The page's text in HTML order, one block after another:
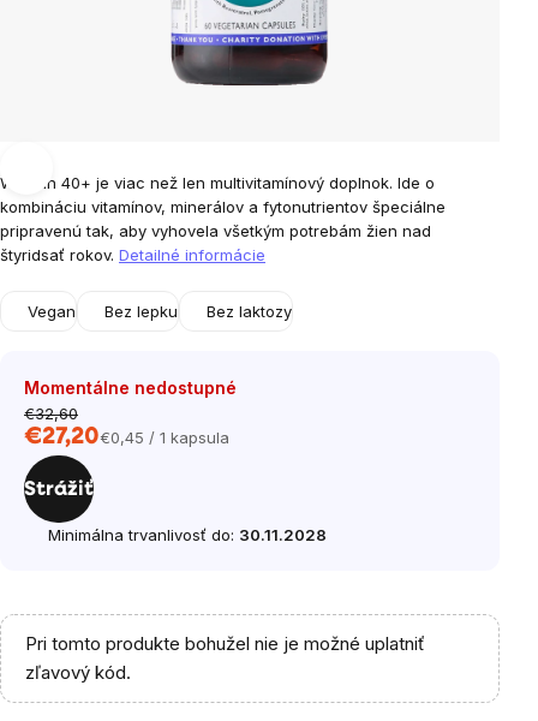
Woman 40+ je viac než len multivitamínový doplnok. Ide o
kombináciu vitamínov, minerálov a fytonutrientov špeciálne
pripravenú tak, aby vyhovela všetkým potrebám žien nad
štyridsať rokov. Detailné informácie
Vegan Bez lepku Bez laktozy
Momentálne nedostupné
€32,60
€27,20Jednotková
€0,45 / 1 kapsula
Strážiť
Minimálna trvanlivosť do: 30.11.2028
Pri tomto produkte bohužel nie je možné uplatniť
zľavový kód.